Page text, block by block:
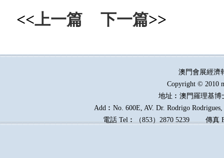
<<上一篇 下一篇>>
澳門會展經
Copyright © 2010
地址︰澳門羅理基博
Add︰No. 600E, AV. Dr. Rodrigo
電話 Tel︰（853）2870 5239傳真